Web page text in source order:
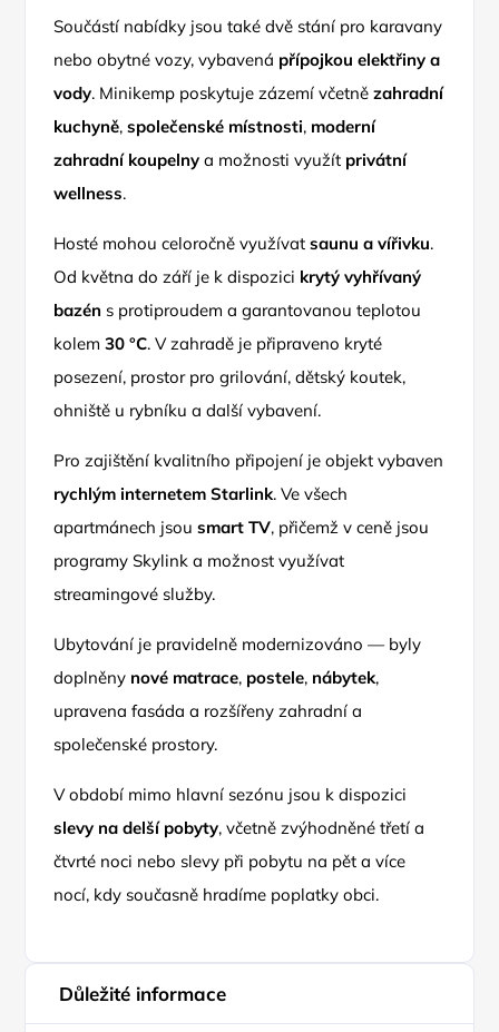
Součástí nabídky jsou také dvě stání pro karavany
nebo obytné vozy, vybavená přípojkou elektřiny a
vody. Minikemp poskytuje zázemí včetnězahradní
kuchyně,společenské místnosti, moderní
zahradní koupelny a možnosti využít privátní
wellness.
Hosté mohou celoročně využívatsaunu a vířivku.
Od května do září je k dispozici krytý vyhřívaný
bazén s protiproudem a garantovanou teplotou
kolem30 °C. V zahradě je připraveno kryté
posezení, prostor pro grilování, dětský koutek,
ohniště u rybníku a další vybavení.
Pro zajištění kvalitního připojení je objekt vybaven
rychlým internetem Starlink. Ve všech
apartmánech jsousmart TV, přičemž v ceně jsou
programy Skylink a možnost využívat
streamingové služby.
Ubytování je pravidelně modernizováno — byly
doplněny nové matrace, postele, nábytek,
upravena fasáda a rozšířeny zahradní a
společenské prostory.
V období mimo hlavní sezónu jsou k dispozici
slevy na delší pobyty, včetně zvýhodněné třetí a
čtvrté noci nebo slevy při pobytu na pět a více
nocí, kdy současně hradíme poplatky obci.
Důležité informace